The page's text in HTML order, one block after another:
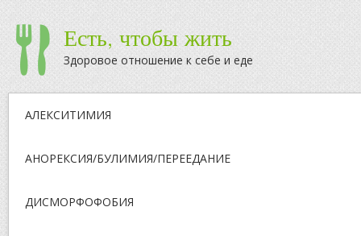
Есть, чтобы жить
Здоровое отношение к себе и еде
АЛЕКСИТИМИЯ
АНОРЕКСИЯ/БУЛИМИЯ/ПЕРЕЕДАНИЕ
ДИСМОРФОФОБИЯ